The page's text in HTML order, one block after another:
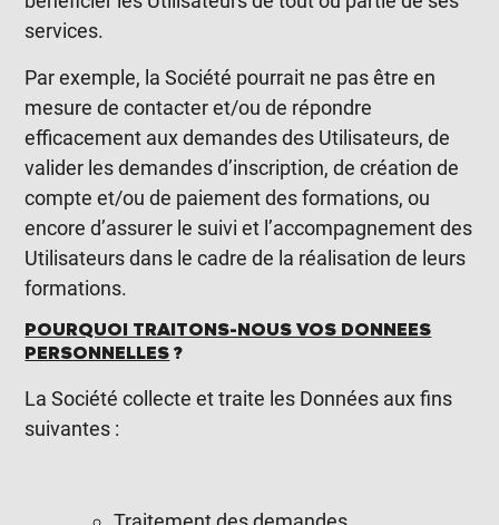
services.
Par exemple, la Société pourrait ne pas être en
mesure de contacter et/ou de répondre
efficacement aux demandes des Utilisateurs, de
valider les demandes d’inscription, de création de
compte et/ou de paiement des formations, ou
encore d’assurer le suivi et l’accompagnement des
Utilisateurs dans le cadre de la réalisation de leurs
formations.
POURQUOI TRAITONS-NOUS VOS DONNEES
PERSONNELLES ?
La Société collecte et traite les Données aux fins
suivantes :